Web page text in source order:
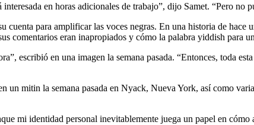
en horas adicionales de trabajo”, dijo Samet. “Pero no
para amplificar las voces negras. En una historia de hace
comentarios eran inapropiados y cómo la palabra yiddish para
escribió en una imagen la semana pasada. “Entonces, toda
mitin la semana pasada en Nyack, Nueva York, así como
mi identidad personal inevitablemente juega un papel en cómo